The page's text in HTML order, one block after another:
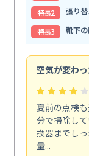
特⻑2
張り
特⻑3
靴下
空気が変わ
夏前の点検
分で掃除し
換器までし
量...